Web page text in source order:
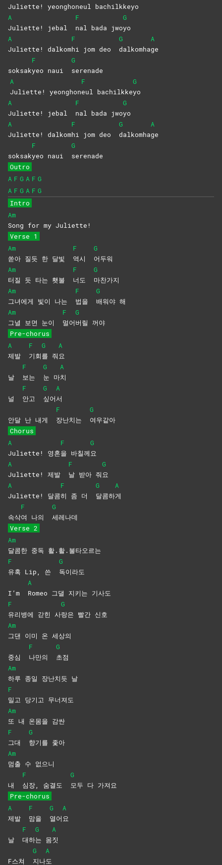
Juliette! yeonghoneul bachilkkeyo
A
Juliette! jebal
F
nal bada jwo
G
yo
A
Juliette! dalkom
F
hi jom deo
G
dalkomha
A
ge
soksak
F
yeo naui
G
serenade
A
Juliette! yeonghon
F
eul bachilkke
G
yo
A
Juliette! jebal
F
nal bada jwo
G
yo
A
Juliette! dalkom
F
hi jom deo
G
dalkomha
A
ge
soksak
F
yeo naui
G
serenade
Outro
A F G A F G
A F G A F G
Intro
Am
Song for my Juliette!
Verse 1
Am
쏟아 질듯 한 달빛
F
역시
G
어두워
Am
터질 듯 타는 횃불
F
너도
G
마찬가지
Am
그녀에게 빛이 나는
F
법을
G
배워야 해
Am
그녈 보면 눈이
F
멀어
G
버릴 꺼야
Pre-chorus
A
제발
F
기회
G
를 줘
A
요
날
F
보는
G
눈 마
A
치
널
F
안고
G
싶어
A
서
안달 난 내게
F
장난치는
G
여우같아
Chorus
A
Juliette! 영혼
F
을 바칠께
G
요
A
Juliette! 제발
F
날 받아 줘
G
요
A
Juliette! 달콤
F
히 좀 더
G
달콤하
A
게
속삭
F
여 나의
G
세레나데
Verse 2
Am
달콤한 중독 활.활.불타오르는
F
유혹 Lip, 쓴
G
독이라도
I’m
A
Romeo 그댈 지키는 기사도
F
유리병에 갇힌 사
G
랑은 빨간 신호
Am
그댄 이미 온 세상의
중심
F
나만의
G
초점
Am
하루 종일 장난치듯 날
F
밀고 당기고 무너져도
Am
또 내 온몸을 감싼
F
그대
G
향기를 좇아
Am
멈출 수 없으니
내
F
심장, 숨결도
G
모두 다 가져요
Pre-chorus
A
제발
F
맘을
G
열어
A
요
날
F
대하
G
는 몸
A
짓
F스쳐
G
지나
A
도